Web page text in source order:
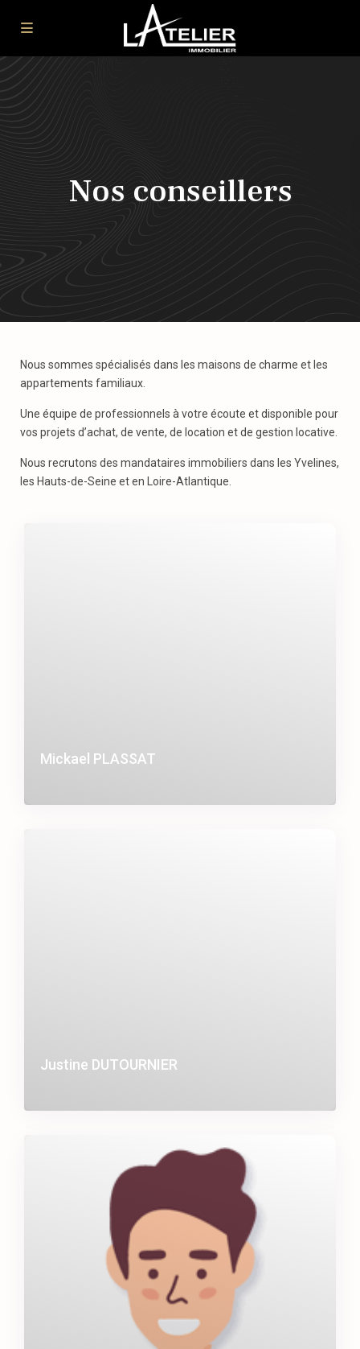
Nos conseillers
Nous sommes spécialisés dans les maisons de charme et les
appartements familiaux.
Une équipe de professionnels à votre écoute et disponible pour
vos projets d’achat, de vente, de location et de gestion locative.
Nous recrutons des mandataires immobiliers dans les Yvelines,
les Hauts-de-Seine et en Loire-Atlantique.
Mickael PLASSAT
Justine DUTOURNIER